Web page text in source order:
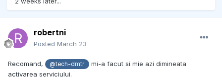
robertni
Posted March 23
Recomand, @tech-dmtr
mi-a facut si mie azi dimineata
activarea serviciului.